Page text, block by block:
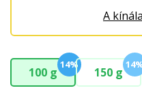
A
100 g
14%
150 g